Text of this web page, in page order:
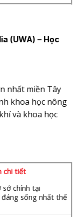
(UWA) – Học
nhất miền Tây
khoa học nông
và khoa học
chi tiết
sở chính tại
sống nhất thế